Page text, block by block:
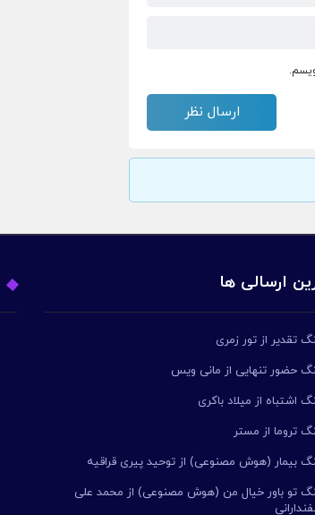
ارسالی ها
تقدیر از تور زمری
حضور تنهایی از مانی ویس
اشتباه از میلاد باکری
تروما از مستر
بیمار (هوش مصنوعی) از توحید پیری قراقیه
تو باور خیال من (هوش مصنوعی) از محمد علی